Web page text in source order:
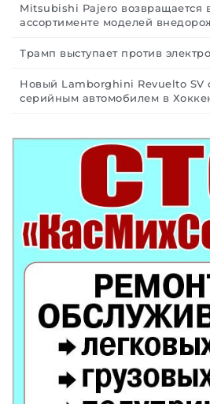
Mitsubishi Pajero возвращается
ассортименте моделей
Трамп выступает против
Новый Lamborghini Revuelto SV
серийным автомобилем в